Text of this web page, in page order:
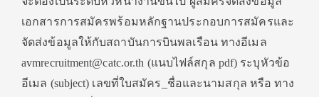
เอกสารการสมัครพร้อมหลักฐานประกอบการสมัครและ
จัดส่งข้อมูลให้กับสถาบันการบินพลเรือน ทางอีเมล
avmrecruitment@catc.or.th (แนบไฟล์สกุล pdf) ระบุหัวข้อ
อีเมล (subject) เลขที่ใบสมัคร_ชื่อและนามสกุล หรือ ทาง